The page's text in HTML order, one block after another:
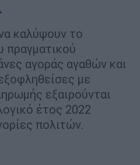
καλύψουν το
πραγματικού
αγοράς αγαθών και
με
εξαιρούνται
έτος 2022
πολιτών.